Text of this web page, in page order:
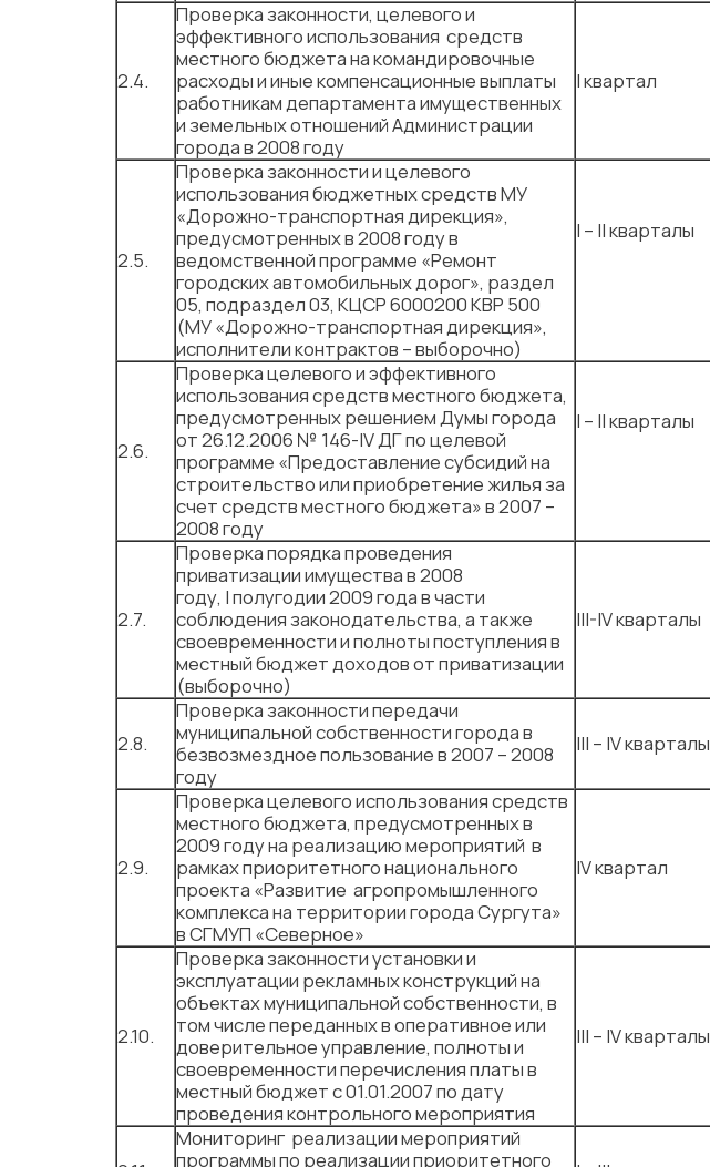
2.4.
Проверка законности, целевого и
эффективного использования средств
местного бюджета на командировочные
расходы и иные компенсационные выплаты
работникам департамента имущественных
и земельных отношений Администрации
города в 2008 году
I квартал
2.5.
Проверка законности и целевого
использования бюджетных средств МУ
«Дорожно-транспортная дирекция»,
предусмотренных в 2008 году в
ведомственной программе «Ремонт
городских автомобильных дорог», раздел
05, подраздел 03, КЦСР 6000200 КВР 500
(МУ «Дорожно-транспортная дирекция»,
исполнители контрактов – выборочно)
I – II кварталы
2.6.
Проверка целевого и эффективного
использования средств местного бюджета,
предусмотренных решением Думы города
от 26.12.2006 № 146-IV ДГ по целевой
программе «Предоставление субсидий на
строительство или приобретение жилья за
счет средств местного бюджета» в 2007 –
2008 году
I – II кварталы
2.7.
Проверка порядка проведения
приватизации имущества в 2008
году, I полугодии 2009 года в части
соблюдения законодательства, а также
своевременности и полноты поступления в
местный бюджет доходов от приватизации
(выборочно)
III-IV кварталы
2.8.
Проверка законности передачи
муниципальной собственности города в
безвозмездное пользование в 2007 – 2008
году
III – IV кварталы
2.9.
Проверка целевого использования средств
местного бюджета, предусмотренных в
2009 году на реализацию мероприятий в
рамках приоритетного национального
проекта «Развитие агропромышленного
комплекса на территории города Сургута»
в СГМУП «Северное»
IV квартал
2.10.
Проверка законности установки и
эксплуатации рекламных конструкций на
объектах муниципальной собственности, в
том числе переданных в оперативное или
доверительное управление, полноты и
своевременности перечисления платы в
местный бюджет с 01.01.2007 по дату
проведения контрольного мероприятия
III – IV кварталы
Мониторинг реализации мероприятий
программы по реализации приоритетного